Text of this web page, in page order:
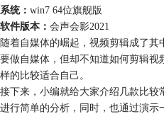
系统： win7 64位旗舰版
软件版本： 会声会影2021
随着自媒体的崛起，视频剪辑成了
要做自媒体，但却不知道如何剪辑视
样的比较适合自己。
接下来，小编就给大家介绍几款比
进行简单的分析，同时，也通过演